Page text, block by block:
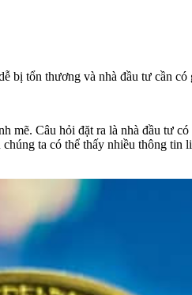
tổn thương và nhà đầu tư cần
mẽ. Câu hỏi đặt ra là nhà đầu tư
ta có thể thấy nhiều thông